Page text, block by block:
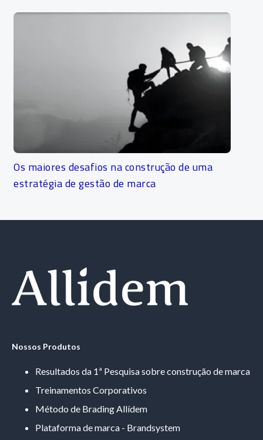
Os maiores desafios na construção de uma
estratégia de gestão de marca
Nossos Produtos
Resultados da 1ª Pesquisa sobre construção de marca
Treinamentos Corporativos
Método de Brading Allídem
Plataforma de marca - Brandsystem